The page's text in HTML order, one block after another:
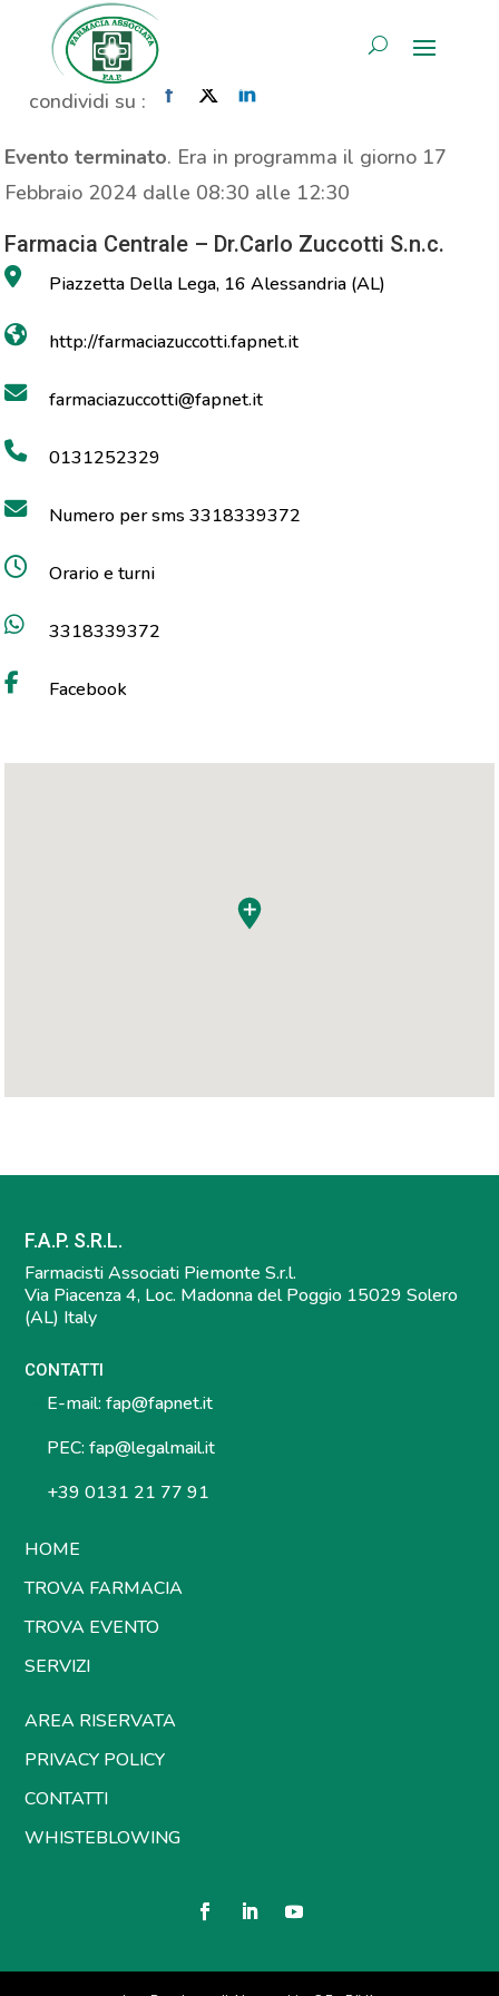
AREA RISERVATA
Propaganda Saugella
Home» Evento» Propaganda Saugella
condividi su :
Evento terminato. Era in programma il giorno 17
Febbraio 2024 dalle 08:30 alle 12:30
Farmacia Centrale – Dr.Carlo Zuccotti S.n.c.
Piazzetta Della Lega, 16 Alessandria (AL)
http://farmaciazuccotti.fapnet.it
farmaciazuccotti@fapnet.it
0131252329
Numero per sms 3318339372
Orario e turni
3318339372
Facebook
F.A.P. S.R.L.
Farmacisti Associati Piemonte S.r.l.
Via Piacenza 4, Loc. Madonna del Poggio 15029 Solero
(AL) Italy
CONTATTI
E-mail: fap@fapnet.it
PEC: fap@legalmail.it
+39 0131 21 77 91
HOME
TROVA FARMACIA
TROVA EVENTO
SERVIZI
AREA RISERVATA
PRIVACY POLICY
CONTATTI
WHISTEBLOWING